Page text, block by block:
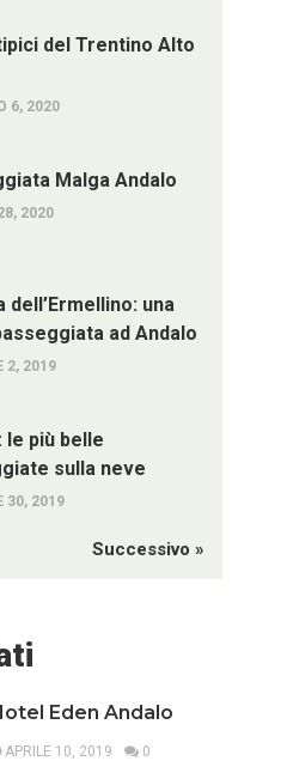
del Trentino Alto
6, 2020
Malga Andalo
2020
dell’Ermellino: una
ad Andalo
2, 2019
le più belle
sulla neve
30, 2019
Successivo »
Eden Andalo
APRILE 10, 2019 0